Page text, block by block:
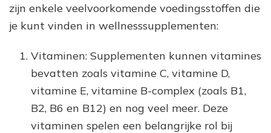
zijn enkele veelvoorkomende voedingsstoffen die
je kunt vinden in wellnesssupplementen:
Vitaminen: Supplementen kunnen vitamines
bevatten zoals vitamine C, vitamine D,
vitamine E, vitamine B-complex (zoals B1,
B2, B6 en B12) en nog veel meer. Deze
vitaminen spelen een belangrijke rol bij